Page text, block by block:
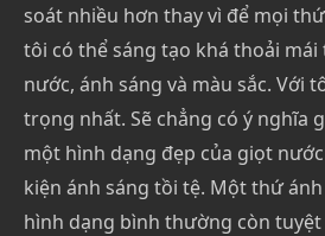
soát nhiều hơn thay vì để mọi
tôi có thể sáng tạo khá thoải
nước, ánh sáng và màu sắc. Với
trọng nhất. Sẽ chẳng có ý nghĩa
một hình dạng đẹp của giọt
kiện ánh sáng tồi tệ. Một thứ
hình dạng bình thường còn